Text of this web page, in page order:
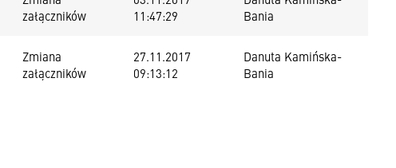
załączników
11:47:29
Bania
Zmiana
załączników
27.11.2017
09:13:12
Danuta Kamińska-
Bania